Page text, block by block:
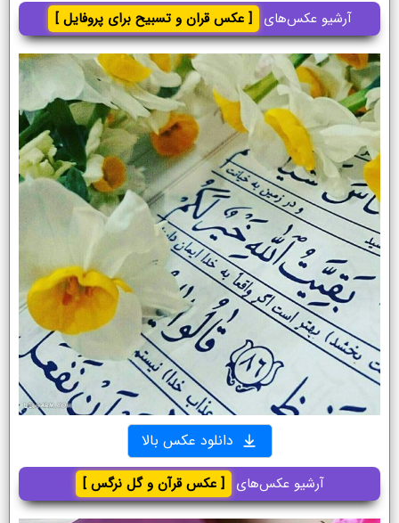
آرشیو عکس‌های [ عکس قران و تسبیح برای پروفایل ]
دانلود عکس بالا
آرشیو عکس‌های [ عکس قرآن و گل نرگس ]